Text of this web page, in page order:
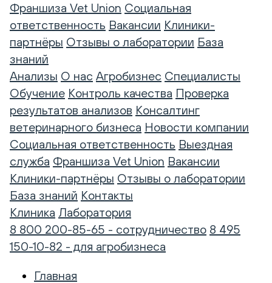
Франшиза Vet Union Социальная
ответственность Вакансии Клиники-
партнёры Отзывы о лаборатории База
знаний
Анализы О нас Агробизнес Специалисты
Обучение Контроль качества Проверка
результатов анализов Консалтинг
ветеринарного бизнеса Новости компании
Социальная ответственность Выездная
служба Франшиза Vet Union Вакансии
Клиники-партнёры Отзывы о лаборатории
База знаний Контакты
Клиника Лаборатория
8 800 200-85-65 - сотрудничество 8 495
150-10-82 - для агробизнеса
Главная